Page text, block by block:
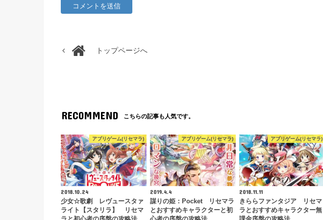
トップページへ
RECOMMEND こちらの記事も人気です。
アプリゲーム(リセマラ)
2018.10.24
少女☆歌劇 レヴュースタァ
ライト【スタリラ】 リセマ
アプリゲーム(リセマラ)
2019.4.4
謀りの姫：Pocket リセマラ
とおすすめキャラクターと初
アプリゲーム(リセマラ)
2018.11.11
きららファンタジア リセマ
ラとおすすめキャラクター無